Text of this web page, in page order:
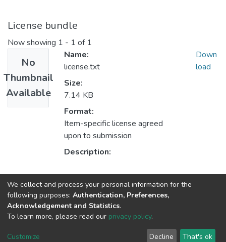
License bundle
Now showing 1 - 1 of 1
No
Thumbnail
Available
Name:
license.txt
Size:
7.14 KB
Format:
Item-specific license agreed
upon to submission
Description:
Down
load
Collections
Кафедра маркетингу
DSpace software copyright © 2002-2026 LYRASIS
We collect and process your personal information for the
following purposes: Authentication, Preferences,
Acknowledgement and Statistics.
To learn more, please read our privacy policy.
Customize Decline That's ok